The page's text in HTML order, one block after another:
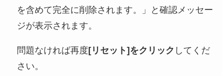
を含めて完全に削除されます。」と確認メッセー
ジが表示されます。
問題なければ再度 [リセット]をクリック してくだ
さい。